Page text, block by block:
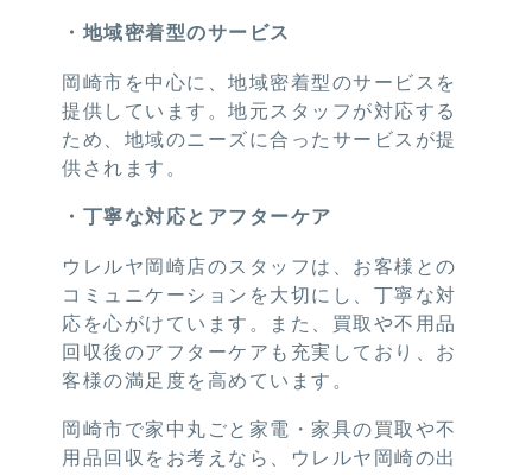
・地域密着型のサービス
岡崎市を中心に、地域密着型のサービスを
提供しています。地元スタッフが対応する
ため、地域のニーズに合ったサービスが提
供されます。
・丁寧な対応とアフターケア
ウレルヤ岡崎店のスタッフは、お客様との
コミュニケーションを大切にし、丁寧な対
応を心がけています。また、買取や不用品
回収後のアフターケアも充実しており、お
客様の満足度を高めています。
岡崎市で家中丸ごと家電・家具の買取や不
用品回収をお考えなら、ウレルヤ岡崎の出